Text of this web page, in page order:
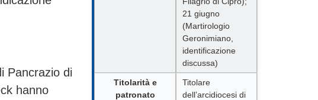
21 giugno
(Martirologio
Geronimiano,
identificazione
discussa)
Titolarità e
patronato
Titolare
dell’arcidiocesi di
Pancrazio di
hanno